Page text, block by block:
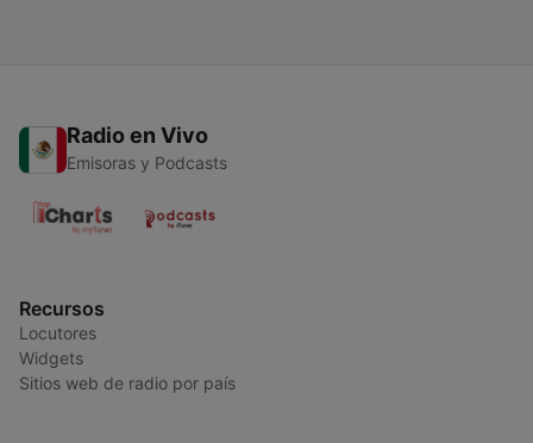
Radio en Vivo
Emisoras y Podcasts
Recursos
Locutores
Widgets
Sitios web de radio por país